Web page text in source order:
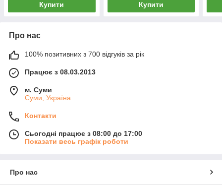
Купити Купити
Про нас
100% позитивних з 700 відгуків за рік
Працює з 08.03.2013
м. Суми
Суми, Україна
Контакти
Сьогодні працює з 08:00 до 17:00
Показати весь графік роботи
Про нас